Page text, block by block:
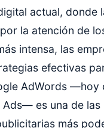
actual, donde
la atención de
intensa, las
efectivas
AdWords —hoy
Ads— es una de las
más